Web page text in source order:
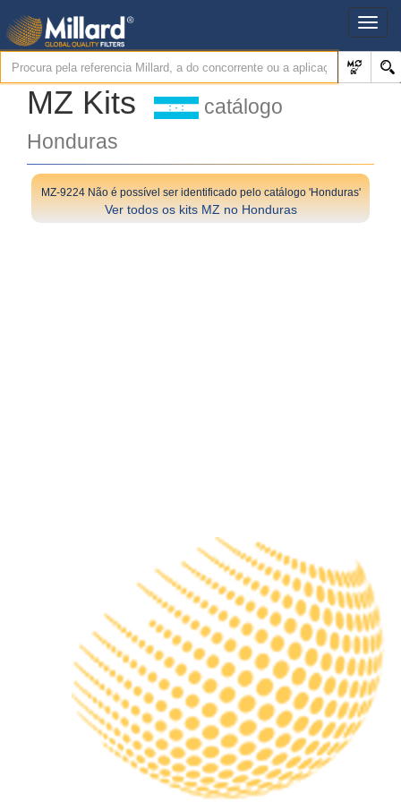
MZ Kits
catálogo
Honduras
MZ-9224 Não é possível ser identificado pelo catálogo 'Honduras'
Ver todos os kits MZ no Honduras